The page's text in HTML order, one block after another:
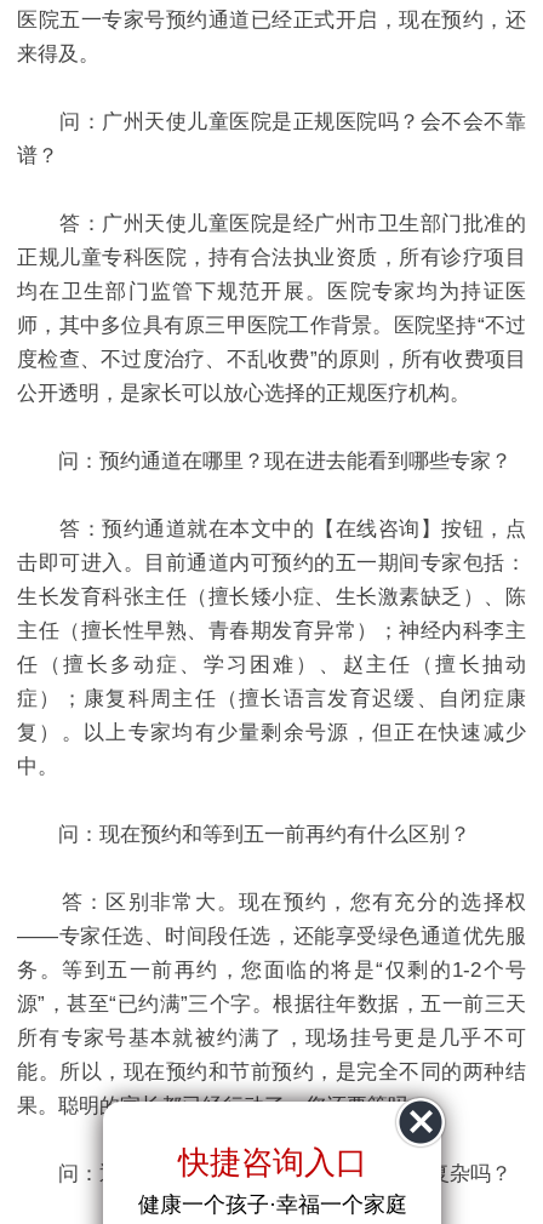
医院五一专家号预约通道已经正式开启，现在预约，还
来得及。
问：广州天使儿童医院是正规医院吗？会不会不靠
谱？
答：广州天使儿童医院是经广州市卫生部门批准的
正规儿童专科医院，持有合法执业资质，所有诊疗项目
均在卫生部门监管下规范开展。医院专家均为持证医
师，其中多位具有原三甲医院工作背景。医院坚持“不过
度检查、不过度治疗、不乱收费”的原则，所有收费项目
公开透明，是家长可以放心选择的正规医疗机构。
问：预约通道在哪里？现在进去能看到哪些专家？
答：预约通道就在本文中的【在线咨询】按钮，点
击即可进入。目前通道内可预约的五一期间专家包括：
生长发育科张主任（擅长矮小症、生长激素缺乏）、陈
主任（擅长性早熟、青春期发育异常）；神经内科李主
任（擅长多动症、学习困难）、赵主任（擅长抽动
症）；康复科周主任（擅长语言发育迟缓、自闭症康
复）。以上专家均有少量剩余号源，但正在快速减少
中。
问：现在预约和等到五一前再约有什么区别？
答：区别非常大。现在预约，您有充分的选择权
——专家任选、时间段任选，还能享受绿色通道优先服
务。等到五一前再约，您面临的将是“仅剩的1-2个号
源”，甚至“已约满”三个字。根据往年数据，五一前三天
所有专家号基本就被约满了，现场挂号更是几乎不可
能。所以，现在预约和节前预约，是完全不同的两种结
果。聪明的家长都已经行动了，您还要等吗？
问：通过预约通道预约需要付费吗？流程复杂吗？
快捷咨询入口
健康一个孩子·幸福一个家庭